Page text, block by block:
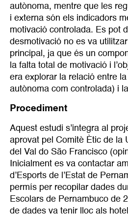
autònoma, mentre que les
i externa són els indicadors
motivació controlada. Es pot
desmotivació no es va utilitzar
principal, ja que és un
la falta total de motivació i
era explorar la relació entre
autònoma com controlada) i
Procediment
Aquest estudi s’integra al
aprovat pel Comitè Ètic de la
del Val do São Francisco
Inicialment es va contactar
d’Esports de l’Estat de
permís per recopilar dades
Escolars de Pernambuco de
de dades va tenir lloc als